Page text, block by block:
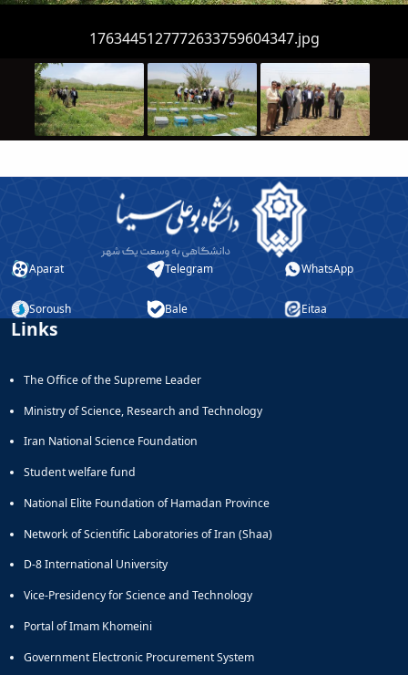
1763445127772633759604347.jpg
Aparat Telegram WhatsApp
Soroush Bale Eitaa
Links
The Office of the Supreme Leader
Ministry of Science, Research and Technology
Iran National Science Foundation
Student welfare fund
National Elite Foundation of Hamadan Province
Network of Scientific Laboratories of Iran (Shaa)
D-8 International University
Vice-Presidency for Science and Technology
Portal of Imam Khomeini
Government Electronic Procurement System